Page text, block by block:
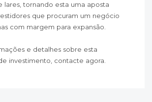
lares, tornando esta uma aposta
que procuram um negócio
com margem para expansão.
e detalhes sobre esta
investimento, contacte agora.